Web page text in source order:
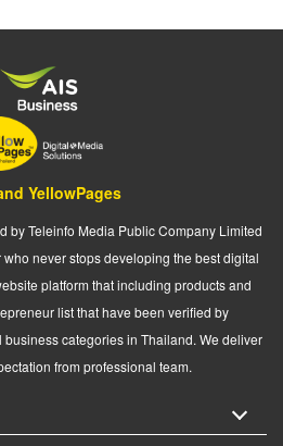
YellowPages
by Teleinfo Media Public Company Limited
never stops developing the best digital
platform that including products and
list that have been verified by
categories in Thailand. We deliver
from professional team.